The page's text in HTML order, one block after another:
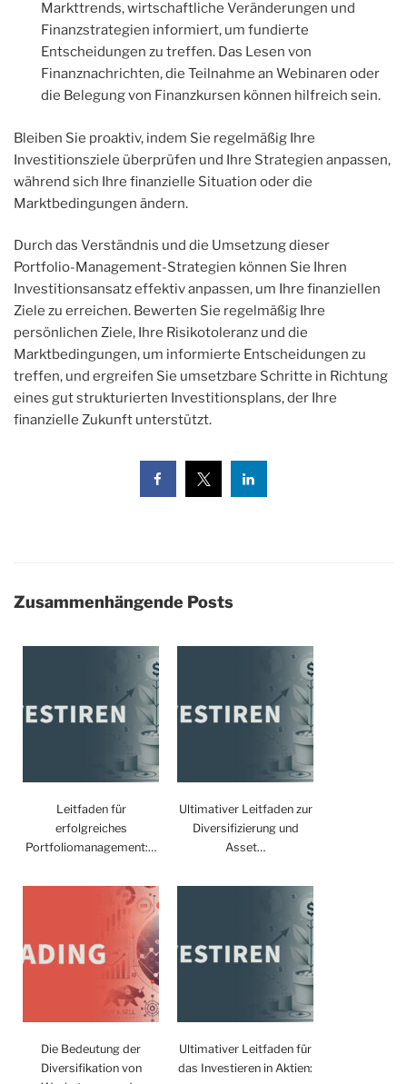
Markttrends, wirtschaftliche Veränderungen und
Finanzstrategien informiert, um fundierte
Entscheidungen zu treffen. Das Lesen von
Finanznachrichten, die Teilnahme an Webinaren oder
die Belegung von Finanzkursen können hilfreich sein.
Bleiben Sie proaktiv, indem Sie regelmäßig Ihre
Investitionsziele überprüfen und Ihre Strategien anpassen,
während sich Ihre finanzielle Situation oder die
Marktbedingungen ändern.
Durch das Verständnis und die Umsetzung dieser
Portfolio-Management-Strategien können Sie Ihren
Investitionsansatz effektiv anpassen, um Ihre finanziellen
Ziele zu erreichen. Bewerten Sie regelmäßig Ihre
persönlichen Ziele, Ihre Risikotoleranz und die
Marktbedingungen, um informierte Entscheidungen zu
treffen, und ergreifen Sie umsetzbare Schritte in Richtung
eines gut strukturierten Investitionsplans, der Ihre
finanzielle Zukunft unterstützt.
Zusammenhängende Posts
Leitfaden für
erfolgreiches
Portfoliomanagement:…
Ultimativer Leitfaden zur
Diversifizierung und
Asset…
Die Bedeutung der
Diversifikation von
Ultimativer Leitfaden für
das Investieren in Aktien: